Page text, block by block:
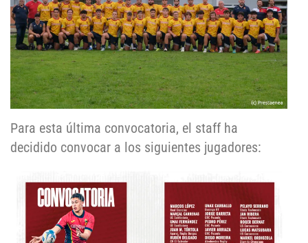
Para esta última convocatoria, el staff ha
decidido convocar a los siguientes jugadores: